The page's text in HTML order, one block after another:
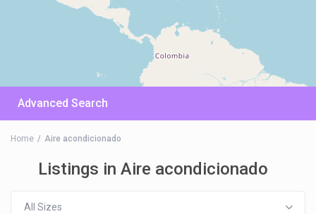
Advanced Search
Home Aire acondicionado
Listings in Aire acondicionado
All Sizes